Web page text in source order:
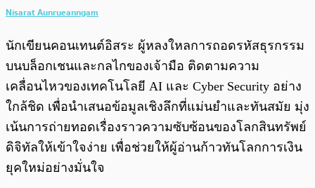
Nisarat Aunrueanngam
นักเขียนคอนเทนต์อิสระ ผู้หลงใหลการถอดรหัสธุรกรรม
บนบล็อกเชนและกลไกของเจ้ามือ ติดตามความ
เคลื่อนไหวของเทคโนโลยี AI และ Cyber Security อย่าง
ใกล้ชิด เพื่อนำเสนอข้อมูลเชิงลึกที่แม่นยำและทันสมัย มุ่ง
เน้นการถ่ายทอดเรื่องราวความซับซ้อนของโลกสินทรัพย์
ดิจิทัลให้เข้าใจง่าย เพื่อช่วยให้ผู้อ่านก้าวทันโลกการเงิน
ยุคใหม่อย่างมั่นใจ